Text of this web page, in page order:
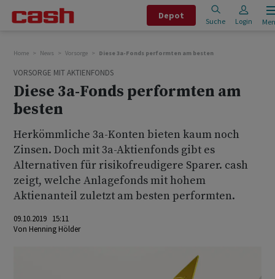
Depot
Suche Login
Home News Vorsorge Diese 3a-Fonds performten am besten
VORSORGE MIT AKTIENFONDS
Diese 3a-Fonds performten am
besten
Herkömmliche 3a-Konten bieten kaum noch
Zinsen. Doch mit 3a-Aktienfonds gibt es
Alternativen für risikofreudigere Sparer. cash
zeigt, welche Anlagefonds mit hohem
Aktienanteil zuletzt am besten performten.
09.10.2019 15:11
Von Henning Hölder